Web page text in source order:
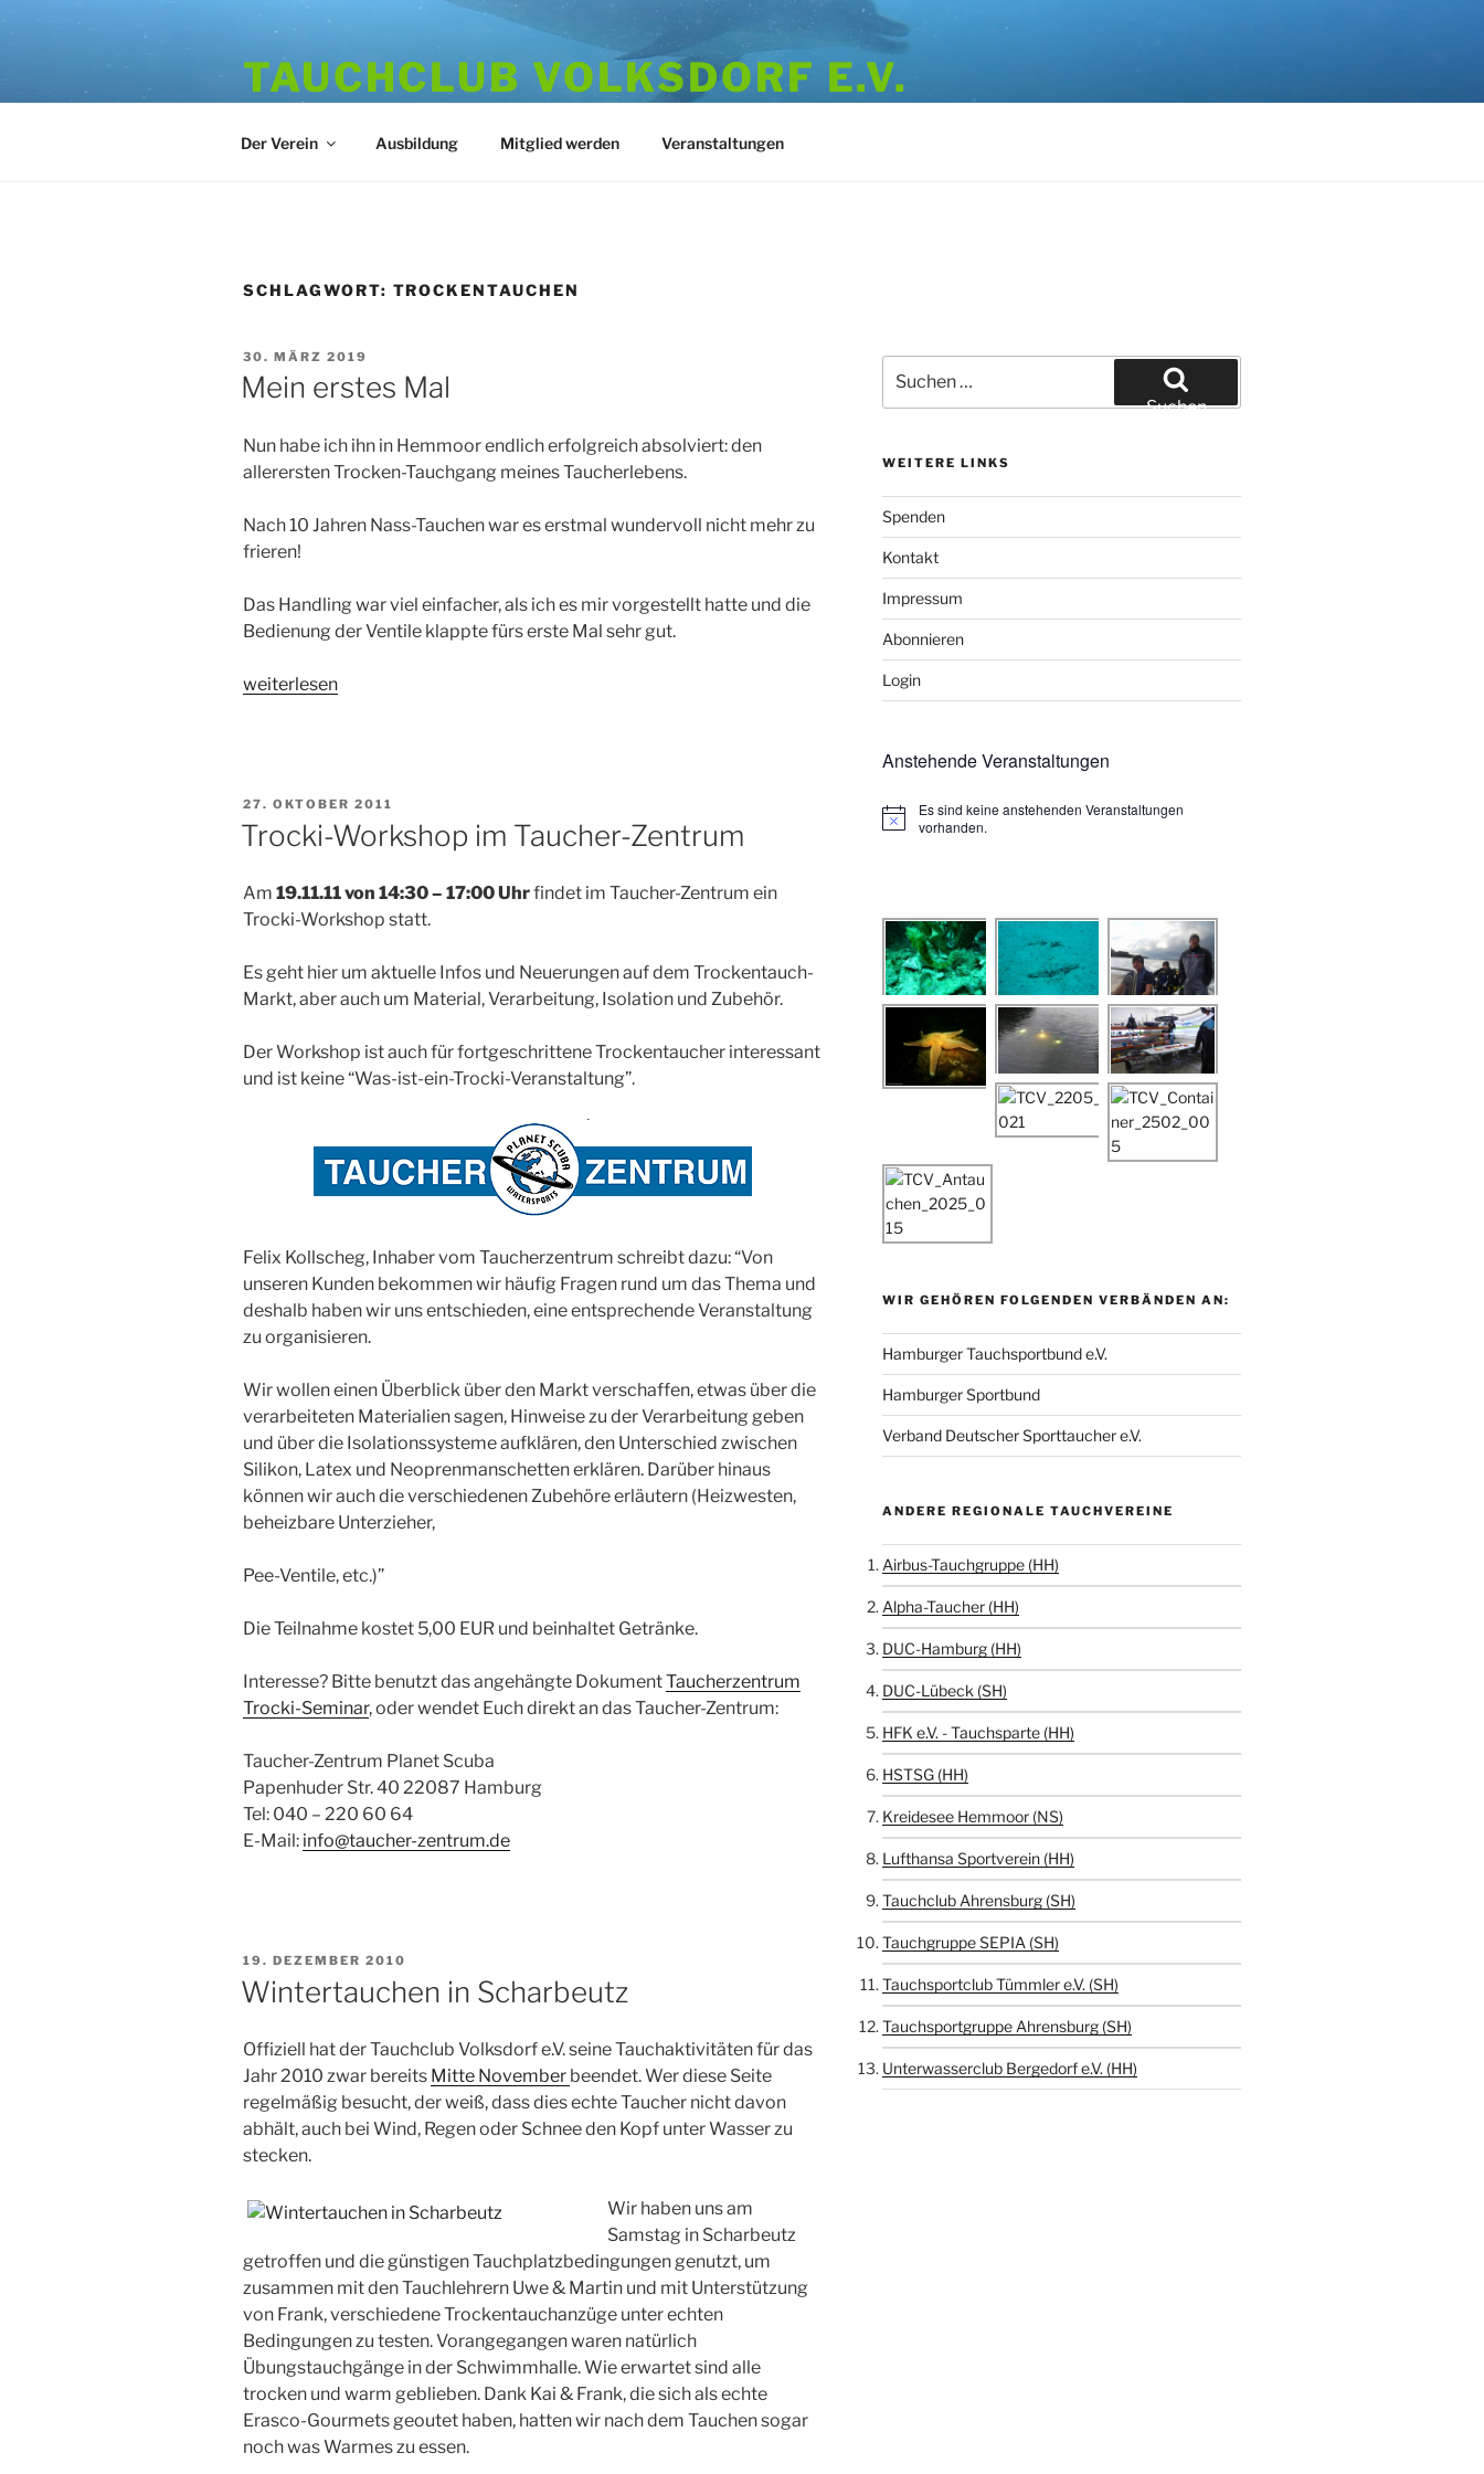
TAUCHCLUB VOLKSDORF E.V.
Der Verein Ausbildung Mitglied werden Veranstaltungen
SCHLAGWORT: TROCKENTAUCHEN
VERÖFFENTLICHT
AM
30. MÄRZ 2019
Mein erstes Mal
Nun habe ich ihn in Hemmoor endlich erfolgreich absolviert: den
allerersten Trocken-Tauchgang meines Taucherlebens.
Nach 10 Jahren Nass-Tauchen war es erstmal wundervoll nicht mehr zu
frieren!
Das Handling war viel einfacher, als ich es mir vorgestellt hatte und die
Bedienung der Ventile klappte fürs erste Mal sehr gut.
„Mein
weiterlesen
VERÖFFENTLICHT
27. OKTOBER 2011
Trocki-Workshop im Taucher-Zentrum
Am 19.11.11 von 14:30 – 17:00 Uhrfindet im Taucher-Zentrum ein
Trocki-Workshop statt.
Es geht hier um aktuelle Infos und Neuerungen auf dem Trockentauch-
Markt, aber auch um Material, Verarbeitung, Isolation und Zubehör.
Der Workshop ist auch für fortgeschrittene Trockentaucher interessant
und ist keine “Was-ist-ein-Trocki-Veranstaltung”.
Felix Kollscheg, Inhaber vom Taucherzentrum schreibt dazu: “Von
unseren Kunden bekommen wir häufig Fragen rund um das Thema und
deshalb haben wir uns entschieden, eine entsprechende Veranstaltung
zu organisieren.
Wir wollen einen Überblick über den Markt verschaffen, etwas über die
verarbeiteten Materialien sagen, Hinweise zu der Verarbeitung geben
und über die Isolationssysteme aufklären, den Unterschied zwischen
Silikon, Latex und Neoprenmanschetten erklären. Darüber hinaus
können wir auch die verschiedenen Zubehöre erläutern (Heizwesten,
beheizbare Unterzieher,
Pee-Ventile, etc.)”
Die Teilnahme kostet 5,00 EUR und beinhaltet Getränke.
Interesse? Bitte benutzt das angehängte DokumentTaucherzentrum
Trocki-Seminar, oder wendet Euch direkt an das Taucher-Zentrum:
Taucher-Zentrum Planet Scuba
Papenhuder Str. 40 22087 Hamburg
Tel: 040 – 220 60 64
E-Mail: info@taucher-zentrum.de
VERÖFFENTLICHT
AM
19. DEZEMBER 2010
Wintertauchen in Scharbeutz
Offiziell hat der Tauchclub Volksdorf e.V. seine Tauchaktivitäten für das
Jahr 2010 zwar bereits Mitte November beendet. Wer diese Seite
regelmäßig besucht, der weiß, dass dies echte Taucher nicht davon
abhält, auch bei Wind, Regen oder Schnee den Kopf unter Wasser zu
stecken.
Wir haben uns am
Samstag in Scharbeutz
getroffen und die günstigen Tauchplatzbedingungen genutzt, um
zusammen mit den Tauchlehrern Uwe & Martin und mit Unterstützung
von Frank, verschiedene Trockentauchanzüge unter echten
Bedingungen zu testen. Vorangegangen waren natürlich
Übungstauchgänge in der Schwimmhalle. Wie erwartet sind alle
trocken und warm geblieben. Dank Kai & Frank, die sich als echte
Erasco-Gourmets geoutet haben, hatten wir nach dem Tauchen sogar
noch was Warmes zu essen.
nach:
Suchen
WEITERE LINKS
Spenden
Kontakt
Impressum
Abonnieren
Login
Anstehende Veranstaltungen
H
Es sind keine anstehenden Veranstaltungen
vorhanden.
WIR GEHÖREN FOLGENDEN VERBÄNDEN AN:
Hamburger Tauchsportbund e.V.
Hamburger Sportbund
Verband Deutscher Sporttaucher e.V.
ANDERE REGIONALE TAUCHVEREINE
Airbus-Tauchgruppe (HH)
Alpha-Taucher (HH)
DUC-Hamburg (HH)
DUC-Lübeck (SH)
HFK e.V. - Tauchsparte (HH)
HSTSG (HH)
Kreidesee Hemmoor (NS)
Lufthansa Sportverein (HH)
Tauchclub Ahrensburg (SH)
Tauchgruppe SEPIA (SH)
Tauchsportclub Tümmler e.V. (SH)
Tauchsportgruppe Ahrensburg (SH)
Unterwasserclub Bergedorf e.V. (HH)